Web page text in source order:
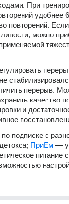
При
удобнее
повторений.
можно
перерыв.
качество
и
подписке с
ПриЕм —
питание